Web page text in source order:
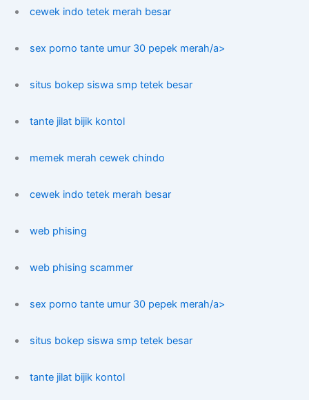
cewek indo tetek merah besar
sex porno tante umur 30 pepek merah/a>
situs bokep siswa smp tetek besar
tante jilat bijik kontol
memek merah cewek chindo
cewek indo tetek merah besar
web phising
web phising scammer
sex porno tante umur 30 pepek merah/a>
situs bokep siswa smp tetek besar
tante jilat bijik kontol